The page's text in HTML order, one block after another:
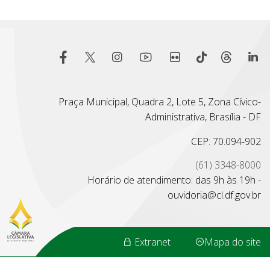
Praça Municipal, Quadra 2, Lote 5, Zona Cívico-
Administrativa, Brasília - DF
CEP: 70.094-902
(61) 3348-8000
Horário de atendimento: das 9h às 19h -
ouvidoria@cl.df.gov.br
Extranet Mapa do site